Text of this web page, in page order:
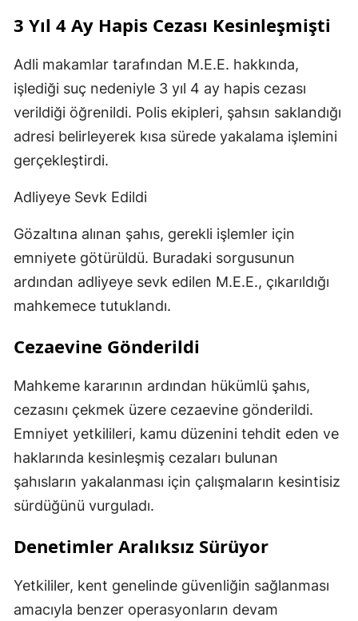
3 Yıl 4 Ay Hapis Cezası Kesinleşmişti
Adli makamlar tarafından M.E.E. hakkında,
işlediği suç nedeniyle 3 yıl 4 ay hapis cezası
verildiği öğrenildi. Polis ekipleri, şahsın saklandığı
adresi belirleyerek kısa sürede yakalama işlemini
gerçekleştirdi.
Adliyeye Sevk Edildi
Gözaltına alınan şahıs, gerekli işlemler için
emniyete götürüldü. Buradaki sorgusunun
ardından adliyeye sevk edilen M.E.E., çıkarıldığı
mahkemece tutuklandı.
Cezaevine Gönderildi
Mahkeme kararının ardından hükümlü şahıs,
cezasını çekmek üzere cezaevine gönderildi.
Emniyet yetkilileri, kamu düzenini tehdit eden ve
haklarında kesinleşmiş cezaları bulunan
şahısların yakalanması için çalışmaların kesintisiz
sürdüğünü vurguladı.
Denetimler Aralıksız Sürüyor
Yetkililer, kent genelinde güvenliğin sağlanması
amacıyla benzer operasyonların devam